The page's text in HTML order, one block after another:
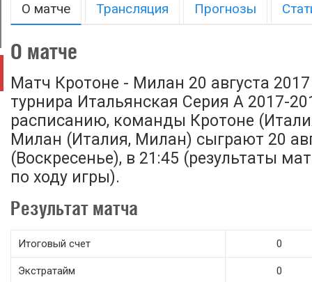
О матче Трансляция Прогнозы
О матче
Матч Кротоне - Милан 20 августа
турнира Итальянская Серия А 2017-
расписанию, команды Кротоне
Милан (Италия, Милан) сыграют 20
(Воскресенье), в 21:45 (результаты
по ходу игры).
Результат матча
Итоговый счет 0
Экстратайм 0